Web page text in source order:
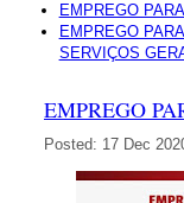
EMPREGO
EMPREGO
SERVIÇOS
EMPREGO
Posted: 17 Dec